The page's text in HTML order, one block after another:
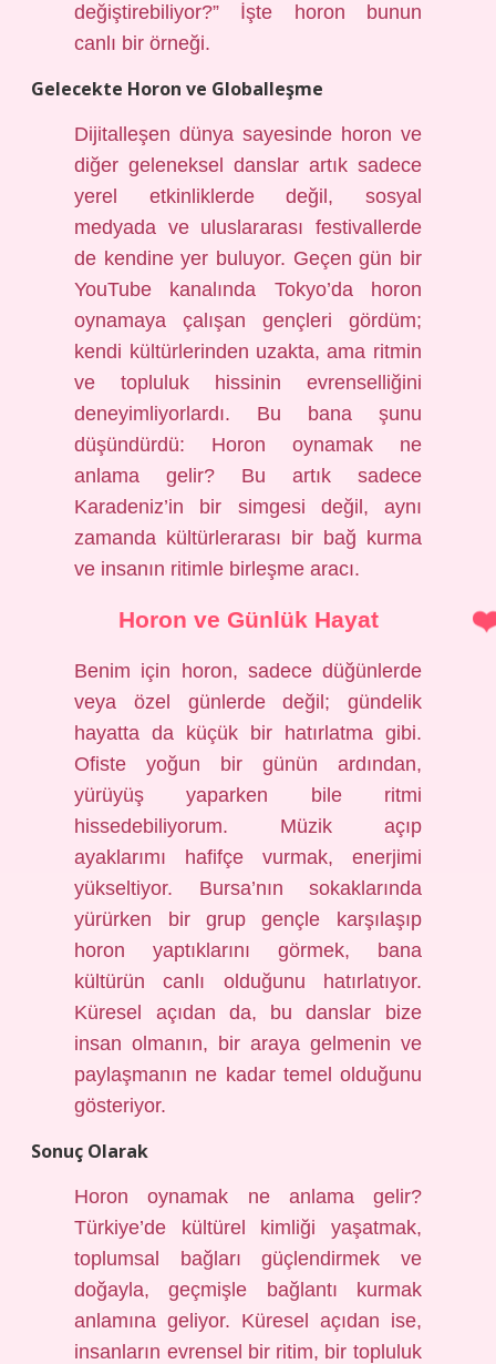
değiştirebiliyor?” İşte horon bunun
canlı bir örneği.
Gelecekte Horon ve Globalleşme
Dijitalleşen dünya sayesinde horon ve
diğer geleneksel danslar artık sadece
yerel etkinliklerde değil, sosyal
medyada ve uluslararası festivallerde
de kendine yer buluyor. Geçen gün bir
YouTube kanalında Tokyo’da horon
oynamaya çalışan gençleri gördüm;
kendi kültürlerinden uzakta, ama ritmin
ve topluluk hissinin evrenselliğini
deneyimliyorlardı. Bu bana şunu
düşündürdü: Horon oynamak ne
anlama gelir? Bu artık sadece
Karadeniz’in bir simgesi değil, aynı
zamanda kültürlerarası bir bağ kurma
ve insanın ritimle birleşme aracı.
Horon ve Günlük Hayat
Benim için horon, sadece düğünlerde
veya özel günlerde değil; gündelik
hayatta da küçük bir hatırlatma gibi.
Ofiste yoğun bir günün ardından,
yürüyüş yaparken bile ritmi
hissedebiliyorum. Müzik açıp
ayaklarımı hafifçe vurmak, enerjimi
yükseltiyor. Bursa’nın sokaklarında
yürürken bir grup gençle karşılaşıp
horon yaptıklarını görmek, bana
kültürün canlı olduğunu hatırlatıyor.
Küresel açıdan da, bu danslar bize
insan olmanın, bir araya gelmenin ve
paylaşmanın ne kadar temel olduğunu
gösteriyor.
Sonuç Olarak
Horon oynamak ne anlama gelir?
Türkiye’de kültürel kimliği yaşatmak,
toplumsal bağları güçlendirmek ve
doğayla, geçmişle bağlantı kurmak
anlamına geliyor. Küresel açıdan ise,
insanların evrensel bir ritim, bir topluluk